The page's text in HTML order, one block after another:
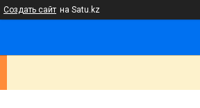
Создать сайт на Satu.kz